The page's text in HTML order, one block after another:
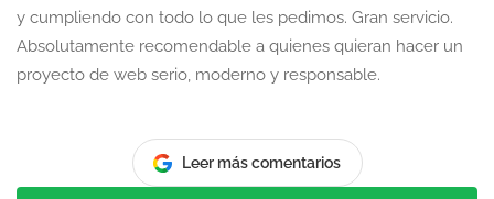
y cumpliendo con todo lo que les pedimos. Gran servicio.
Absolutamente recomendable a quienes quieran hacer un
proyecto de web serio, moderno y responsable.
Leer más comentarios